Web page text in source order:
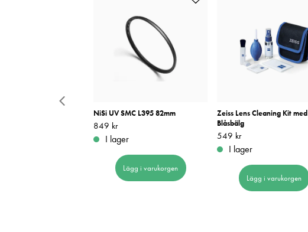
NiSi UV SMC L395 82mm
Pris: 849 kr
849 kr
I lager
Lägg i varukorgen
Zeiss Lens Cleaning Kit med
Blåsbälg
Pris: 549 kr
549 kr
I lager
Lägg i varukorgen